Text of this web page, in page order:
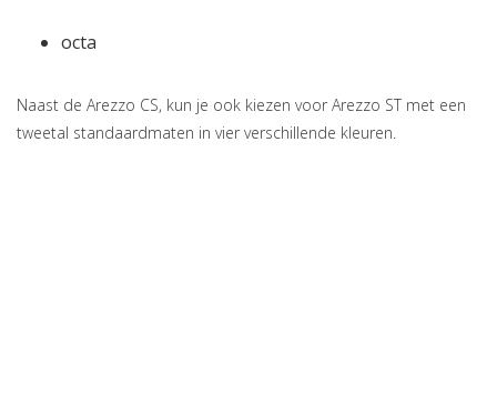
octa
Naast de Arezzo CS, kun je ook kiezen voor Arezzo ST met een
tweetal standaardmaten in vier verschillende kleuren.